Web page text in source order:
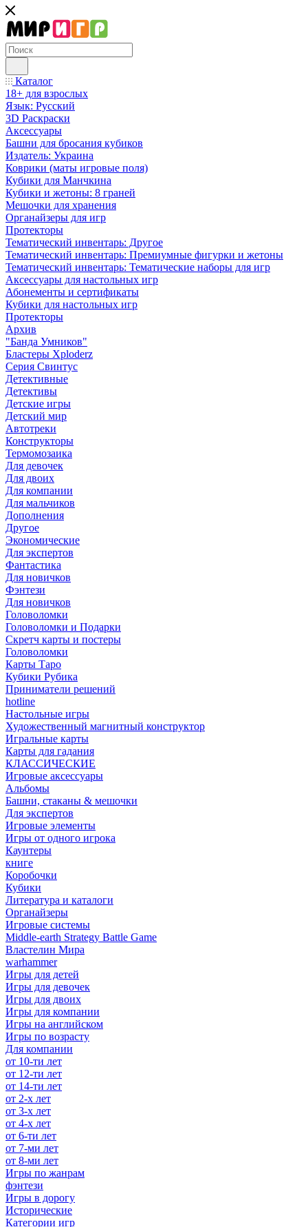
Каталог
18+ для взрослых
Язык: Русский
3D Раскраски
Аксессуары
Башни для бросания кубиков
Издатель: Украина
Коврики (маты игровые поля)
Кубики для Манчкина
Кубики и жетоны: 8 граней
Мешочки для хранения
Органайзеры для игр
Протекторы
Тематический инвентарь: Другое
Тематический инвентарь: Премиумные фигурки и жетоны
Тематический инвентарь: Тематические наборы для игр
Аксессуары для настольных игр
Абонементы и сертификаты
Кубики для настольных игр
Протекторы
Архив
"Банда Умников"
Бластеры Xploderz
Cерия Свинтус
Детективные
Детективы
Детские игры
Детский мир
Автотреки
Конструкторы
Термомозаика
Для девочек
Для двоих
Для компании
Для мальчиков
Дополнения
Другое
Экономические
Для экспертов
Фантастика
Для новичков
Фэнтези
Для новичков
Головоломки
Головоломки и Подарки
Cкретч карты и постеры
Головоломки
Карты Таро
Кубики Рубика
Приниматели решений
hotline
Настольные игры
Художественный магнитный конструктор
Игральные карты
Карты для гадания
КЛАССИЧЕСКИЕ
Игровые аксессуары
Альбомы
Башни, стаканы & мешочки
Для экспертов
Игровые элементы
Игры от одного игрока
Каунтеры
книге
Коробочки
Кубики
Литература и каталоги
Органайзеры
Игровые системы
Middle-earth Strategy Battle Game
Властелин Мира
warhammer
Игры для детей
Игры для девочек
Игры для двоих
Игры для компании
Игры на английском
Игры по возрасту
Для компании
от 10-ти лет
от 12-ти лет
от 14-ти лет
от 2-х лет
от 3-х лет
от 4-х лет
от 6-ти лет
от 7-ми лет
от 8-ми лет
Игры по жанрам
фэнтези
Игры в дорогу
Исторические
Категории игр